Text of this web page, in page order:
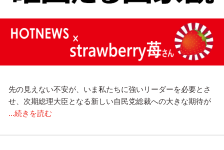
先の見えない不安が、いま私たちに強いリーダーを必要とさ
せ、次期総理大臣となる新しい自民党総裁への大きな期待が
...続きを読む